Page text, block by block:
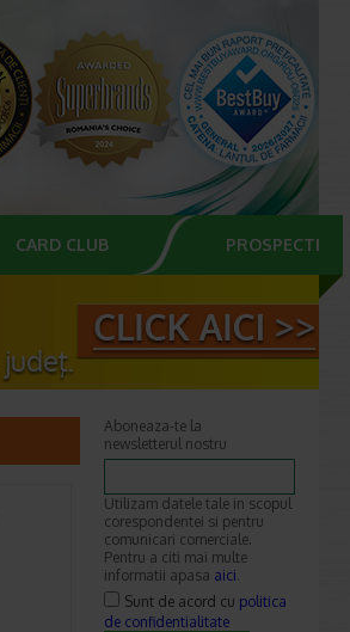
CARD CLUB PROSPECTE
Aboneaza-te la
newsletterul nostru
Utilizam datele tale in scopul
corespondentei si pentru
comunicari comerciale.
Pentru a citi mai multe
informatii apasa aici.
Sunt de acord cu politica
de confidentialitate